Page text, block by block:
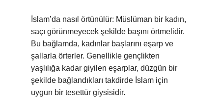
İslam’da nasıl örtünülür: Müslüman bir kadın,
saçı görünmeyecek şekilde başını örtmelidir.
Bu bağlamda, kadınlar başlarını eşarp ve
şallarla örterler. Genellikle gençlikten
yaşlılığa kadar giyilen eşarplar, düzgün bir
şekilde bağlandıkları takdirde İslam için
uygun bir tesettür giysisidir.